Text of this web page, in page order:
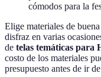
cómodos para la
Elige materiales de
disfraz en varias
de telas temáticas para
costo de los materiales
presupuesto antes de ir